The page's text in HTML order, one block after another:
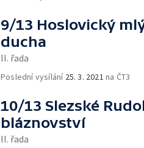
9/13 Hoslovický
ducha
II. řada
Poslední vysílání 25. 3. 2021 na ČT3
10/13 Slezské
bláznovství
II. řada